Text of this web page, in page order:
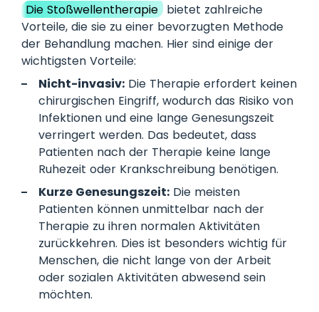
Die Stoßwellentherapie bietet zahlreiche
Vorteile, die sie zu einer bevorzugten Methode
der Behandlung machen. Hier sind einige der
wichtigsten Vorteile:
Nicht-invasiv: Die Therapie erfordert keinen
chirurgischen Eingriff, wodurch das Risiko von
Infektionen und eine lange Genesungszeit
verringert werden. Das bedeutet, dass
Patienten nach der Therapie keine lange
Ruhezeit oder Krankschreibung benötigen.
Kurze Genesungszeit: Die meisten
Patienten können unmittelbar nach der
Therapie zu ihren normalen Aktivitäten
zurückkehren. Dies ist besonders wichtig für
Menschen, die nicht lange von der Arbeit
oder sozialen Aktivitäten abwesend sein
möchten.